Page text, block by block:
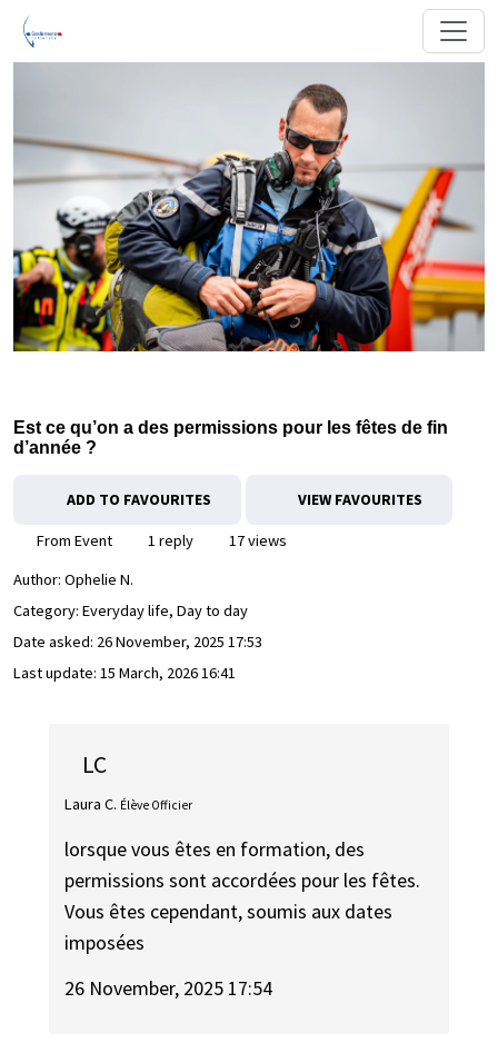
Est ce qu’on a des permissions pour les fêtes de fin
d’année ?
ADD TO FAVOURITES VIEW FAVOURITES
From Event 1 reply
17 views
Author: Ophelie N.
Category: Everyday life, Day to day
Date asked: 26 November, 2025 17:53
Last update: 15 March, 2026 16:41
LC
Laura C. Élève Officier
lorsque vous êtes en formation, des
permissions sont accordées pour les fêtes.
Vous êtes cependant, soumis aux dates
imposées
26 November, 2025 17:54